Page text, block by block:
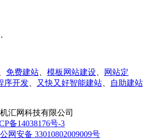
、
免费建站 模板网站建设
网站定
序开发 又快又好智能建站
自助建站
汇网科技有限公司
备14038176号-3
网安备 33010802009009号